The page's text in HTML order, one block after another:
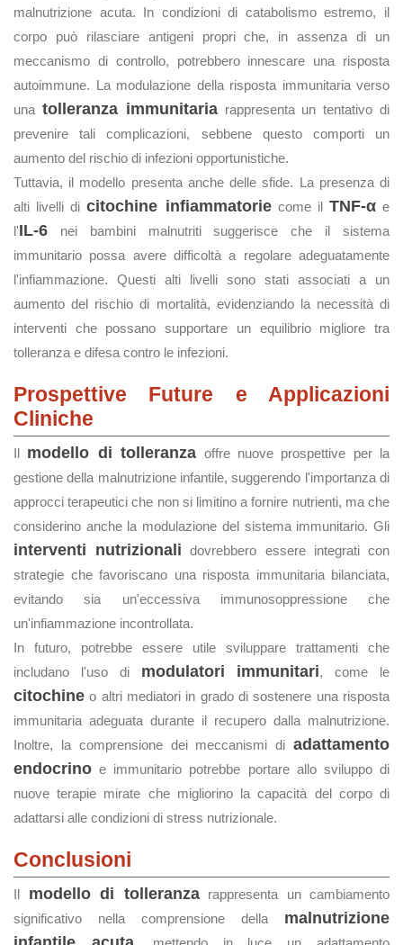
malnutrizione acuta. In condizioni di catabolismo estremo, il
corpo può rilasciare antigeni propri che, in assenza di un
meccanismo di controllo, potrebbero innescare una risposta
autoimmune. La modulazione della risposta immunitaria verso
una tolleranza immunitariarappresenta un tentativo di
prevenire tali complicazioni, sebbene questo comporti un
aumento del rischio di infezioni opportunistiche.
Tuttavia, il modello presenta anche delle sfide. La presenza di
alti livelli dicitochine infiammatoriecome il TNF-αe
l'IL-6 nei bambini malnutriti suggerisce che il sistema
immunitario possa avere difficoltà a regolare adeguatamente
l'infiammazione. Questi alti livelli sono stati associati a un
aumento del rischio di mortalità, evidenziando la necessità di
interventi che possano supportare un equilibrio migliore tra
tolleranza e difesa contro le infezioni.
Prospettive Future e Applicazioni
Cliniche
Il modello di tolleranza offre nuove prospettive per la
gestione della malnutrizione infantile, suggerendo l'importanza di
approcci terapeutici che non si limitino a fornire nutrienti, ma che
considerino anche la modulazione del sistema immunitario. Gli
interventi nutrizionali dovrebbero essere integrati con
strategie che favoriscano una risposta immunitaria bilanciata,
evitando sia un'eccessiva immunosoppressione che
un'infiammazione incontrollata.
In futuro, potrebbe essere utile sviluppare trattamenti che
includano l'uso di modulatori immunitari, come le
citochine o altri mediatori in grado di sostenere una risposta
immunitaria adeguata durante il recupero dalla malnutrizione.
Inoltre, la comprensione dei meccanismi di adattamento
endocrino e immunitario potrebbe portare allo sviluppo di
nuove terapie mirate che migliorino la capacità del corpo di
adattarsi alle condizioni di stress nutrizionale.
Conclusioni
Il modello di tolleranzarappresenta un cambiamento
significativo nella comprensione della malnutrizione